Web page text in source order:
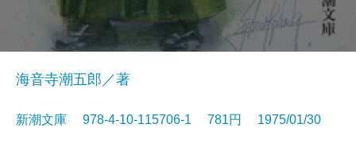
海音寺潮五郎／著
新潮文庫 978-4-10-115706-1 781円 1975/01/30